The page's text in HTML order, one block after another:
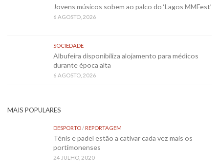
Jovens músicos sobem ao palco do ‘Lagos MMFest’
6 AGOSTO, 2026
SOCIEDADE
Albufeira disponibiliza alojamento para médicos
durante época alta
6 AGOSTO, 2026
MAIS POPULARES
DESPORTO/REPORTAGEM
Ténis e padel estão a cativar cada vez mais os
portimonenses
24 JULHO, 2020